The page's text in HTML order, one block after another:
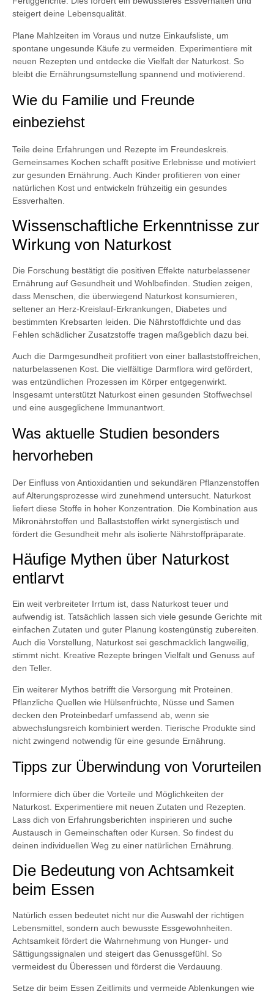
steigert deine Lebensqualität.
Plane Mahlzeiten im Voraus und nutze Einkaufsliste, um
spontane ungesunde Käufe zu vermeiden. Experimentiere mit
neuen Rezepten und entdecke die Vielfalt der Naturkost. So
bleibt die Ernährungsumstellung spannend und motivierend.
Wie du Familie und Freunde
einbeziehst
Teile deine Erfahrungen und Rezepte im Freundeskreis.
Gemeinsames Kochen schafft positive Erlebnisse und motiviert
zur gesunden Ernährung. Auch Kinder profitieren von einer
natürlichen Kost und entwickeln frühzeitig ein gesundes
Essverhalten.
Wissenschaftliche Erkenntnisse zur
Wirkung von Naturkost
Die Forschung bestätigt die positiven Effekte naturbelassener
Ernährung auf Gesundheit und Wohlbefinden. Studien zeigen,
dass Menschen, die überwiegend Naturkost konsumieren,
seltener an Herz-Kreislauf-Erkrankungen, Diabetes und
bestimmten Krebsarten leiden. Die Nährstoffdichte und das
Fehlen schädlicher Zusatzstoffe tragen maßgeblich dazu bei.
Auch die Darmgesundheit profitiert von einer ballaststoffreichen,
naturbelassenen Kost. Die vielfältige Darmflora wird gefördert,
was entzündlichen Prozessen im Körper entgegenwirkt.
Insgesamt unterstützt Naturkost einen gesunden Stoffwechsel
und eine ausgeglichene Immunantwort.
Was aktuelle Studien besonders
hervorheben
Der Einfluss von Antioxidantien und sekundären Pflanzenstoffen
auf Alterungsprozesse wird zunehmend untersucht. Naturkost
liefert diese Stoffe in hoher Konzentration. Die Kombination aus
Mikronährstoffen und Ballaststoffen wirkt synergistisch und
fördert die Gesundheit mehr als isolierte Nährstoffpräparate.
Häufige Mythen über Naturkost
entlarvt
Ein weit verbreiteter Irrtum ist, dass Naturkost teuer und
aufwendig ist. Tatsächlich lassen sich viele gesunde Gerichte mit
einfachen Zutaten und guter Planung kostengünstig zubereiten.
Auch die Vorstellung, Naturkost sei geschmacklich langweilig,
stimmt nicht. Kreative Rezepte bringen Vielfalt und Genuss auf
den Teller.
Ein weiterer Mythos betrifft die Versorgung mit Proteinen.
Pflanzliche Quellen wie Hülsenfrüchte, Nüsse und Samen
decken den Proteinbedarf umfassend ab, wenn sie
abwechslungsreich kombiniert werden. Tierische Produkte sind
nicht zwingend notwendig für eine gesunde Ernährung.
Tipps zur Überwindung von Vorurteilen
Informiere dich über die Vorteile und Möglichkeiten der
Naturkost. Experimentiere mit neuen Zutaten und Rezepten.
Lass dich von Erfahrungsberichten inspirieren und suche
Austausch in Gemeinschaften oder Kursen. So findest du
deinen individuellen Weg zu einer natürlichen Ernährung.
Die Bedeutung von Achtsamkeit
beim Essen
Natürlich essen bedeutet nicht nur die Auswahl der richtigen
Lebensmittel, sondern auch bewusste Essgewohnheiten.
Achtsamkeit fördert die Wahrnehmung von Hunger- und
Sättigungssignalen und steigert das Genussgefühl. So
vermeidest du Überessen und förderst die Verdauung.
Setze dir beim Essen Zeitlimits und vermeide Ablenkungen wie